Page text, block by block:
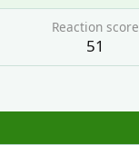
Reaction score
51